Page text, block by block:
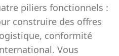
piliers fonctionnels :
construire des offres
conformité
Vous